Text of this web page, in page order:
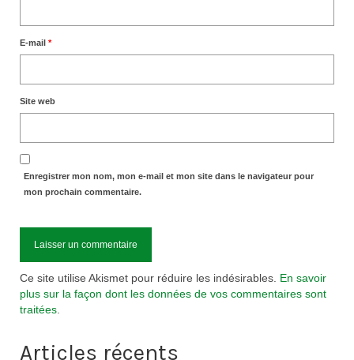
E-mail *
Site web
Enregistrer mon nom, mon e-mail et mon site dans le navigateur pour
mon prochain commentaire.
Ce site utilise Akismet pour réduire les indésirables. En savoir
plus sur la façon dont les données de vos commentaires sont
traitées.
Articles récents